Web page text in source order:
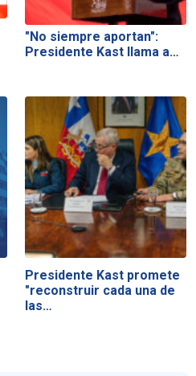
"No siempre aportan":
Presidente Kast llama a…
Presidente Kast promete
"reconstruir cada una de
las…